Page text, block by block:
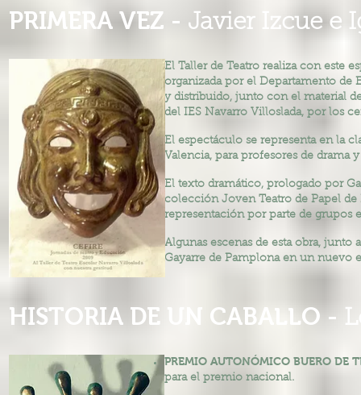
PRIMERA VEZ - Javier Izcue e
El Taller de Teatro realiza con este
organizada por el Departamento de
y distribuido, junto con el material
del IES Navarro Villoslada, por los
El espectáculo se representa en la
Valencia, para profesores de drama
El texto dramático, prologado por
colección Joven Teatro de Papel de
representación por parte de grupos
Algunas escenas de esta obra, junto
Gayarre de Pamplona en un nuevo
HISTORIA DE UN CABALLO -
PREMIO AUTONÓMICO BUERO DE
para el premio nacional.